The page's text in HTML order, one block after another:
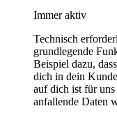
Immer aktiv
Technisch
grundlegende
Beispiel dazu,
dich in dein
auf dich ist für
anfallende Daten